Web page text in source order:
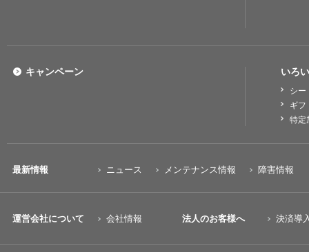
いろ
シー
ギフ
特定
キャンペーン
最新情報 ニュース メンテナンス情報 障害情報
運営会社について 会社情報 法人のお客様へ 決済導